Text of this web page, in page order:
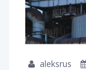
aleksrus